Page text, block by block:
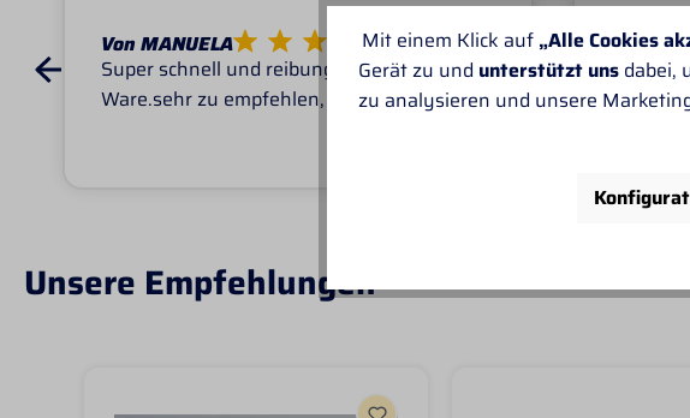
Von MANUELA
Super schnell und reibungslos, top
Ware.sehr zu empfehlen, top!
Von
Leider
nicht.
Unsere Empfehlungen
Mit einem Klick auf „Alle Cookies
Gerät zu und unterstützt uns dabei,
zu analysieren und unsere